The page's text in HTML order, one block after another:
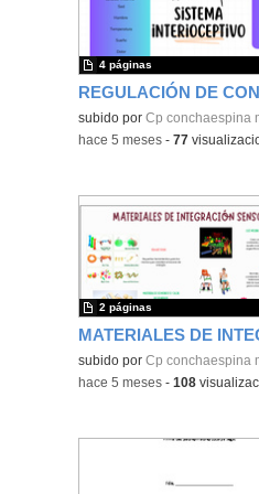
REGULACIÓN DE
Contenido educativo.
subido por Cp conchaespina
4 páginas
-hace 5 meses- 77
Contenido educativo.
subido por Cp conchaespina
2 páginas
-hace 5 meses- 108